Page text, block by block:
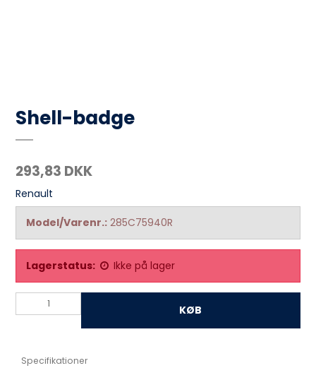
Shell-badge
293,83 DKK
Renault
Model/Varenr.: 285C75940R
Lagerstatus: Ikke på lager
KØB
Specifikationer